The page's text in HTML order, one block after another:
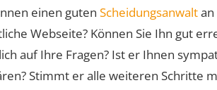
einen guten Scheidungsanwalt
Webseite? Können Sie Ihn gut
auf Ihre Fragen? Ist er Ihnen
Stimmt er alle weiteren Schritte